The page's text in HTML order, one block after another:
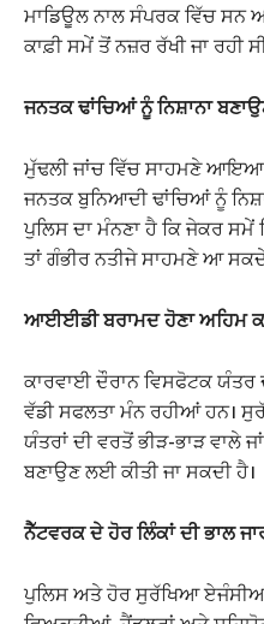
ਮਾਡਿਊਲ ਨਾਲ ਸੰਪਰਕ ਵਿੱਚ ਸਨ
ਕਾਫ਼ੀ ਸਮੇਂ ਤੋਂ ਨਜ਼ਰ ਰੱਖੀ ਜਾ ਰਹੀ
ਜਨਤਕ ਢਾਂਚਿਆਂ ਨੂੰ ਨਿਸ਼ਾਨਾ
ਮੁੱਢਲੀ ਜਾਂਚ ਵਿੱਚ ਸਾਹਮਣੇ
ਜਨਤਕ ਬੁਨਿਆਦੀ ਢਾਂਚਿਆਂ ਨੂੰ
ਪੁਲਿਸ ਦਾ ਮੰਨਣਾ ਹੈ ਕਿ ਜੇਕਰ ਸਮੇਂ
ਤਾਂ ਗੰਭੀਰ ਨਤੀਜੇ ਸਾਹਮਣੇ ਆ
ਆਈਈਡੀ ਬਰਾਮਦ ਹੋਣਾ ਅਹਿਮ
ਕਾਰਵਾਈ ਦੌਰਾਨ ਵਿਸਫੋਟਕ ਯੰਤਰ
ਵੱਡੀ ਸਫਲਤਾ ਮੰਨ ਰਹੀਆਂ ਹਨ।
ਯੰਤਰਾਂ ਦੀ ਵਰਤੋਂ ਭੀੜ-ਭਾੜ ਵਾਲੇ
ਬਣਾਉਣ ਲਈ ਕੀਤੀ ਜਾ ਸਕਦੀ ਹੈ।
ਨੈੱਟਵਰਕ ਦੇ ਹੋਰ ਲਿੰਕਾਂ ਦੀ ਭਾਲ
ਪੁਲਿਸ ਅਤੇ ਹੋਰ ਸੁਰੱਖਿਆ